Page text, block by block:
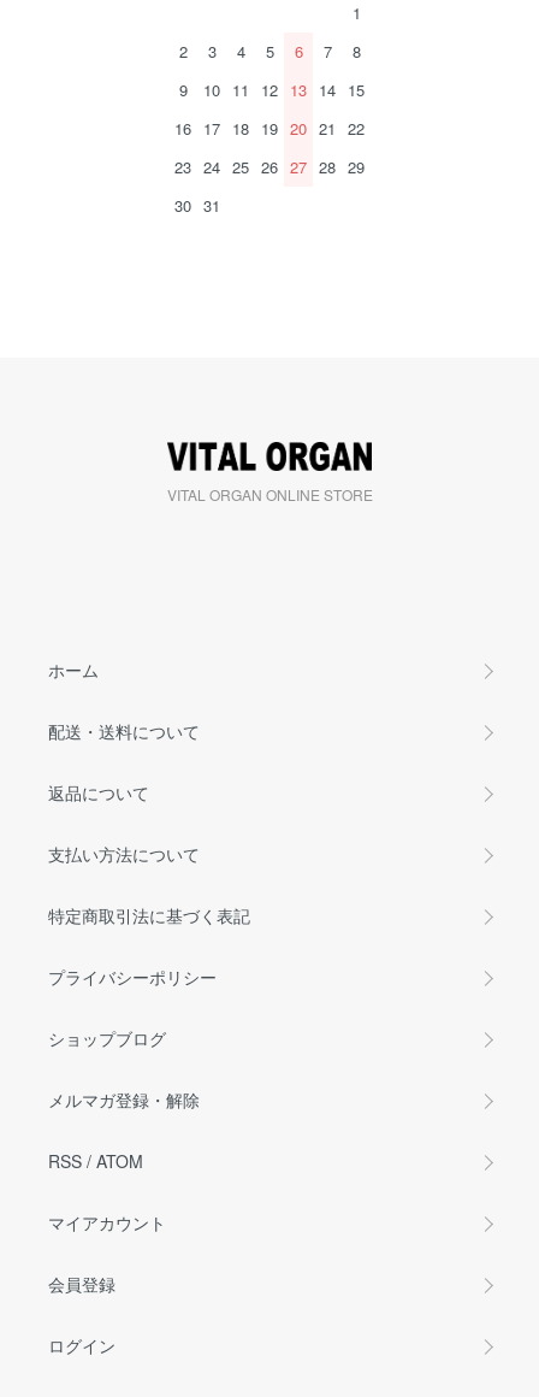
1
2
3 4 5 6 7
8
9
10 11 12 13 14 15
16 17 18 19 20 21
22
23 24 25 26 27 28 29
30 31
VITAL ORGAN ONLINE STORE
ホーム
配送・送料について
返品について
支払い方法について
特定商取引法に基づく表記
プライバシーポリシー
ショップブログ
メルマガ登録・解除
RSS / ATOM
マイアカウント
会員登録
ログイン